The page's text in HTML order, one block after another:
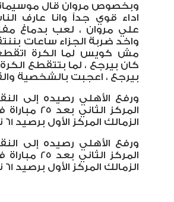
وبخصوص مروان قال
اداء قوي جداً وانا عارف
علي مروان ، لعب بدماغ
واخد ضربة الجزاء ساعات
مش كويس لما الكرة
كان بيرجع ، لما بتتقطع
بيرجع ، اعجبت بالشخصية
المركز
الزمالك المركز الأول برصيد 61 نقطة.
المركز
الزمالك المركز الأول برصيد 61 نقطة.